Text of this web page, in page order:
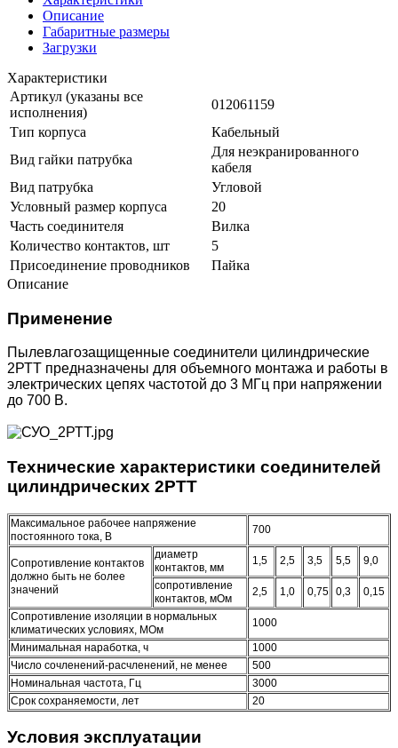
Описание
Габаритные размеры
Загрузки
Характеристики
Артикул (указаны все
исполнения)
012061159
Тип корпуса
Кабельный
Вид гайки патрубка
Для неэкранированного
кабеля
Вид патрубка
Угловой
Условный размер корпуса
20
Часть соединителя
Вилка
Количество контактов, шт
5
Присоединение проводников
Пайка
Описание
Применение
Пылевлагозащищенные соединители цилиндрические
2РТТ предназначены для объемного монтажа и работы в
электрических цепях частотой до 3 МГц при напряжении
до 700 В.
Технические характеристики соединителей
цилиндрических 2РТТ
Максимальное рабочее напряжение
постоянного тока, В
700
Сопротивление контактов
должно быть не более
значений
диаметр
контактов, мм
1,5 2,5 3,5 5,5
9,0
сопротивление
контактов, мОм
2,5 1,0 0,75 0,3
0,15
Сопротивление изоляции в нормальных
климатических условиях, МОм
1000
Минимальная наработка, ч
1000
Число сочленений-расчленений, не менее
500
Номинальная частота, Гц
3000
Срок сохраняемости, лет
20
Условия эксплуатации